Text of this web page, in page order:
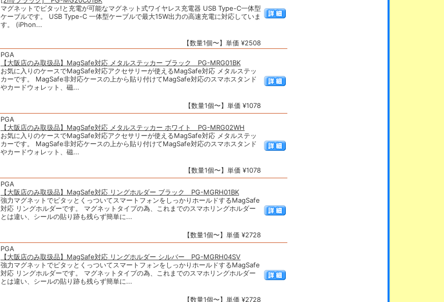
マグネットでピタッ!と充電が可能なマグネット式ワイヤレス充電器 USB Type-C一体型
ケーブルです。 USB Type-C 一体型ケーブルで最大15W出力の高速充電に対応していま
す。 (iPhon...
【数量1個〜】単価 ¥2508
PGA
【大阪店のみ取扱品】MagSafe対応 メタルステッカー ブラック PG-MRG01BK
お気に入りのケースでMagSafe対応アクセサリーが使えるMagSafe対応 メタルステッ
カーです。 MagSafe非対応ケースの上から貼り付けてMagSafe対応のスマホスタンド
やカードウォレット、磁...
【数量1個〜】単価 ¥1078
PGA
【大阪店のみ取扱品】MagSafe対応 メタルステッカー ホワイト PG-MRG02WH
お気に入りのケースでMagSafe対応アクセサリーが使えるMagSafe対応 メタルステッ
カーです。 MagSafe非対応ケースの上から貼り付けてMagSafe対応のスマホスタンド
やカードウォレット、磁...
【数量1個〜】単価 ¥1078
PGA
【大阪店のみ取扱品】MagSafe対応 リングホルダー ブラック PG-MGRH01BK
強力マグネットでピタッとくっついてスマートフォンをしっかりホールドするMagSafe
対応 リングホルダーです。 マグネットタイプの為、これまでのスマホリングホルダー
とは違い、シールの貼り跡も残らず簡単に...
【数量1個〜】単価 ¥2728
PGA
【大阪店のみ取扱品】MagSafe対応 リングホルダー シルバー PG-MGRH04SV
強力マグネットでピタッとくっついてスマートフォンをしっかりホールドするMagSafe
対応 リングホルダーです。 マグネットタイプの為、これまでのスマホリングホルダー
とは違い、シールの貼り跡も残らず簡単に...
【数量1個〜】単価 ¥2728